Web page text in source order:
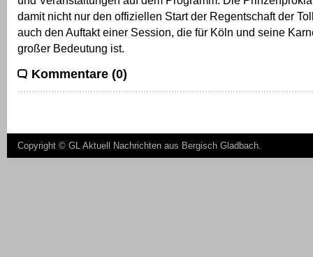
damit nicht nur den offiziellen Start der Regentschaft der
auch den Auftakt einer Session, die für Köln und seine
großer Bedeutung ist.
Kommentare (0)
Copyright © GL Aktuell Nachrichten aus Bergisch Gladbach.